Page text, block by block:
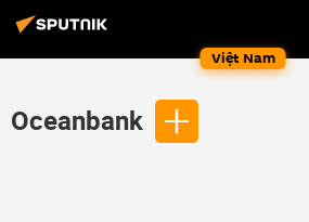
Việt Nam
Oceanbank